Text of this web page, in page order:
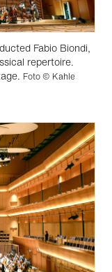
Fabio Biondi,
repertoire.
Foto © Kahle